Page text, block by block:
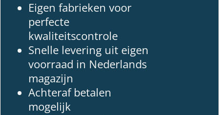
Eigen fabrieken voor
perfecte
kwaliteitscontrole
Snelle levering uit eigen
voorraad in Nederlands
magazijn
Achteraf betalen
mogelijk